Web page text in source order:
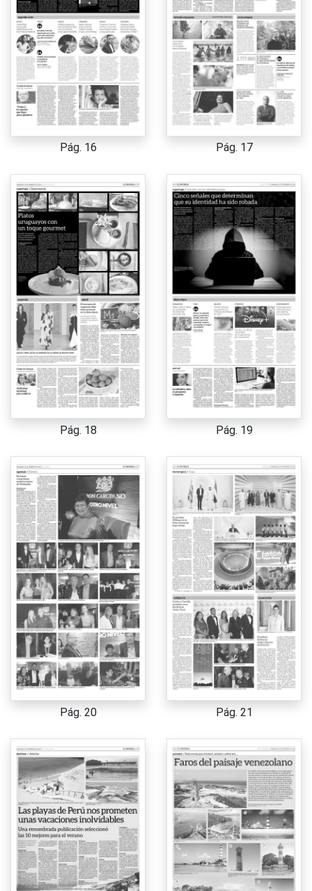
Pág. 16 Pág. 17
Pág. 18 Pág. 19
Pág. 20 Pág. 21